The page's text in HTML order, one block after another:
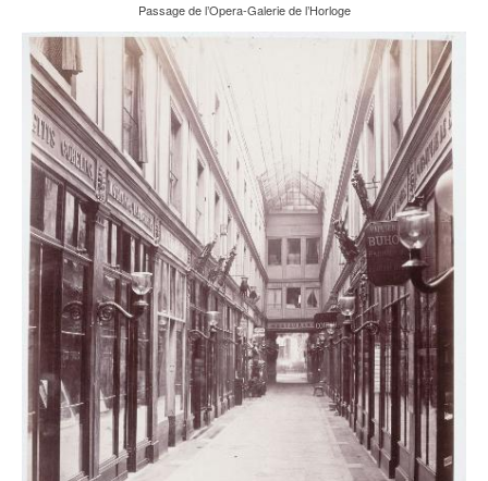
Passage de l’Opera-Galerie de l’Horloge